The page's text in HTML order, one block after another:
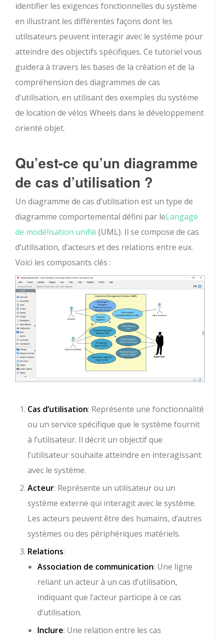
identifier les exigences fonctionnelles du système
en illustrant les différentes façons dont les
utilisateurs peuvent interagir avec le système pour
atteindre des objectifs spécifiques. Ce tutoriel vous
guidera à travers les bases de la création et de la
compréhension des diagrammes de cas
d’utilisation, en utilisant des exemples du système
de location de vélos Wheels dans le développement
orienté objet.
Qu’est-ce qu’un diagramme
de cas d’utilisation ?
Un diagramme de cas d’utilisation est un type de
diagramme comportemental défini par leLangage
de modélisation unifié (UML). Il se compose de cas
d’utilisation, d’acteurs et des relations entre eux.
Voici les composants clés :
Cas d’utilisation: Représente une fonctionnalité
ou un service spécifique que le système fournit
à l’utilisateur. Il décrit un objectif que
l’utilisateur souhaite atteindre en interagissant
avec le système.
Acteur: Représente un utilisateur ou un
système externe qui interagit avec le système.
Les acteurs peuvent être des humains, d’autres
systèmes ou des périphériques matériels.
Relations:
Association de communication: Une ligne
reliant un acteur à un cas d’utilisation,
indiquant que l’acteur participe à ce cas
d’utilisation.
Inclure: Une relation entre les cas